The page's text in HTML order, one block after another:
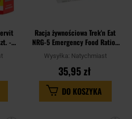
-
Racja żywnościowa Trek'n Eat
NRG-5 Emergency Food Ration
250 g
Wysyłka: Natychmiast
35,95 zł
DO KOSZYKA